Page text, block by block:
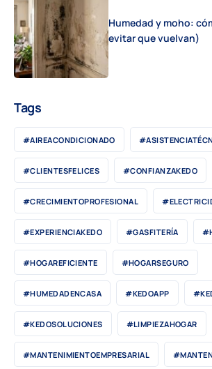
Humedad y moho:
evitar que vuelvan)
Tags
#AIREACONDICIONADO
#CLIENTESFELICES #CONFIANZAKEDO
#CRECIMIENTOPROFESIONAL
#EXPERIENCIAKEDO #GASFITERÍA
#HOGAREFICIENTE #HOGARSEGURO
#HUMEDADENCASA #KEDOAPP
#KEDOSOLUCIONES #LIMPIEZAHOGAR
#MANTENIMIENTOEMPRESARIAL